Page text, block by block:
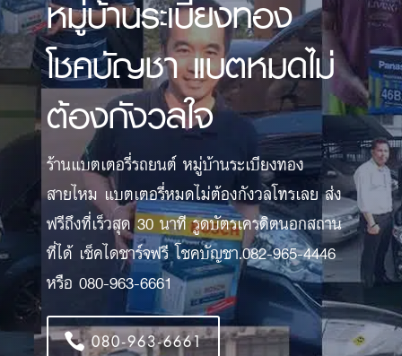
หมู่บ้านระเบียงทอง
โชคบัญชา แบตหมดไม่
ต้องกังวลใจ
ร้านแบตเตอรี่รถยนต์ หมู่บ้านระเบียงทอง
สายไหม แบตเตอรี่หมดไม่ต้องกังวลโทรเลย ส่ง
ฟรีถึงที่เร็วสุด 30 นาที รูดบัตรเครดิตนอกสถาน
ที่ได้ เช็คไดชาร์จฟรี โชคบัญชา.082-965-4446
หรือ 080-963-6661
080-963-6661